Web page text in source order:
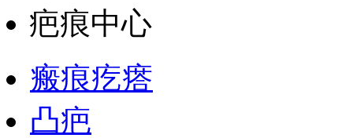
疤痕中心
瘢痕疙瘩
凸疤